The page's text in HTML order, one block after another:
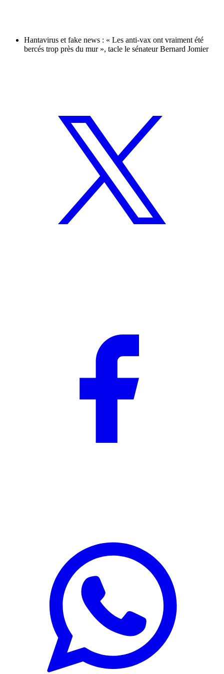
Hantavirus et fake news : « Les anti-vax ont vraiment été
bercés trop près du mur », tacle le sénateur Bernard Jomier